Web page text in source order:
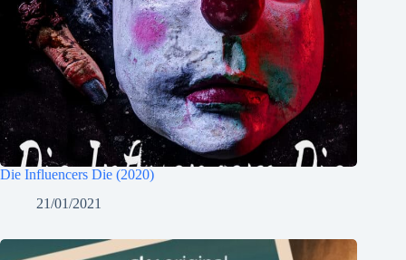
Die Influencers Die (2020)
21/01/2021